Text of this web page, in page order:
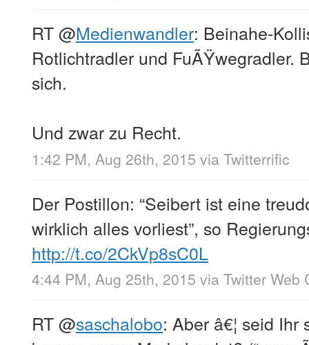
RT@Medienwandler: Beinahe-
Rotlichtradler und FuÃŸwegradler.
sich.
Und zwar zu Recht.
1:42 PM, Aug 26th, 2015 via Twitterrific
Der Postillon: “Seibert ist eine
wirklich alles vorliest”, so
http://t.co/2CkVp8sC0L
4:44 PM, Aug 25th, 2015 via Twitter Web
RT@saschalobo: Aber â€¦ seid Ihr